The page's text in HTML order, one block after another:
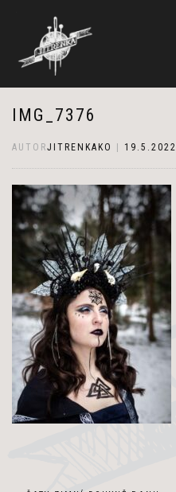
IMG_7376
AUTORJITRENKAKO 19.5.2022